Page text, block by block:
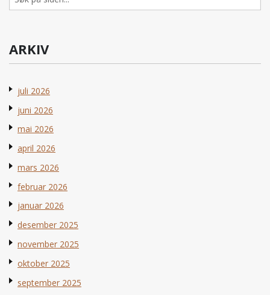
etter:
ARKIV
juli 2026
juni 2026
mai 2026
april 2026
mars 2026
februar 2026
januar 2026
desember 2025
november 2025
oktober 2025
september 2025